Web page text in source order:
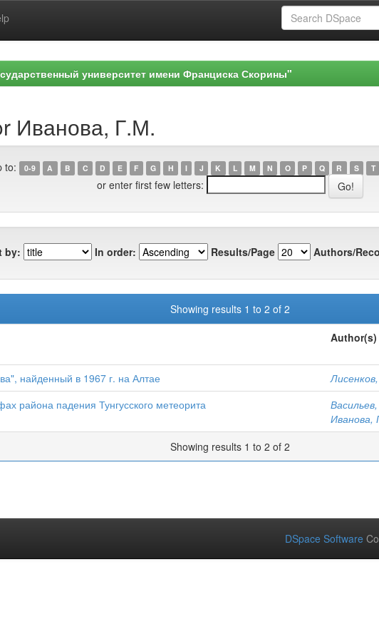
университет имени Франциска Скорины"
Иванова, Г.М.
to: 0-9 A B C D E F G H I J K L M N O P Q R S T
or enter first few letters:
by: In order: Results/Page Authors/
Showing results 1 to 2 of 2
Author(s)
найденный в 1967 г. на Алтае
района падения Тунгусского метеорита
Иванова,
Showing results 1 to 2 of 2
DSpace Software